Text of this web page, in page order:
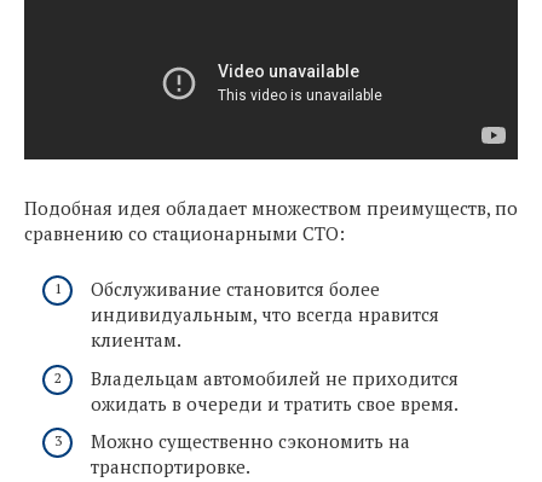
Подобная идея обладает множеством преимуществ, по
сравнению со стационарными СТО:
Обслуживание становится более
индивидуальным, что всегда нравится
клиентам.
Владельцам автомобилей не приходится
ожидать в очереди и тратить свое время.
Можно существенно сэкономить на
транспортировке.